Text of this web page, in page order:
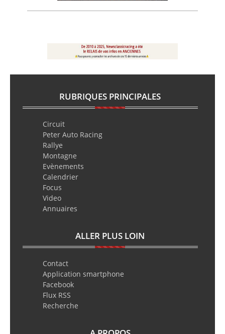
RUBRIQUES PRINCIPALES
Circuit
Peter Auto Racing
Rallye
Montagne
Evènements
Calendrier
Focus
Video
Annuaires
ALLER PLUS LOIN
Contact
Application smartphone
Facebook
Flux RSS
Recherche